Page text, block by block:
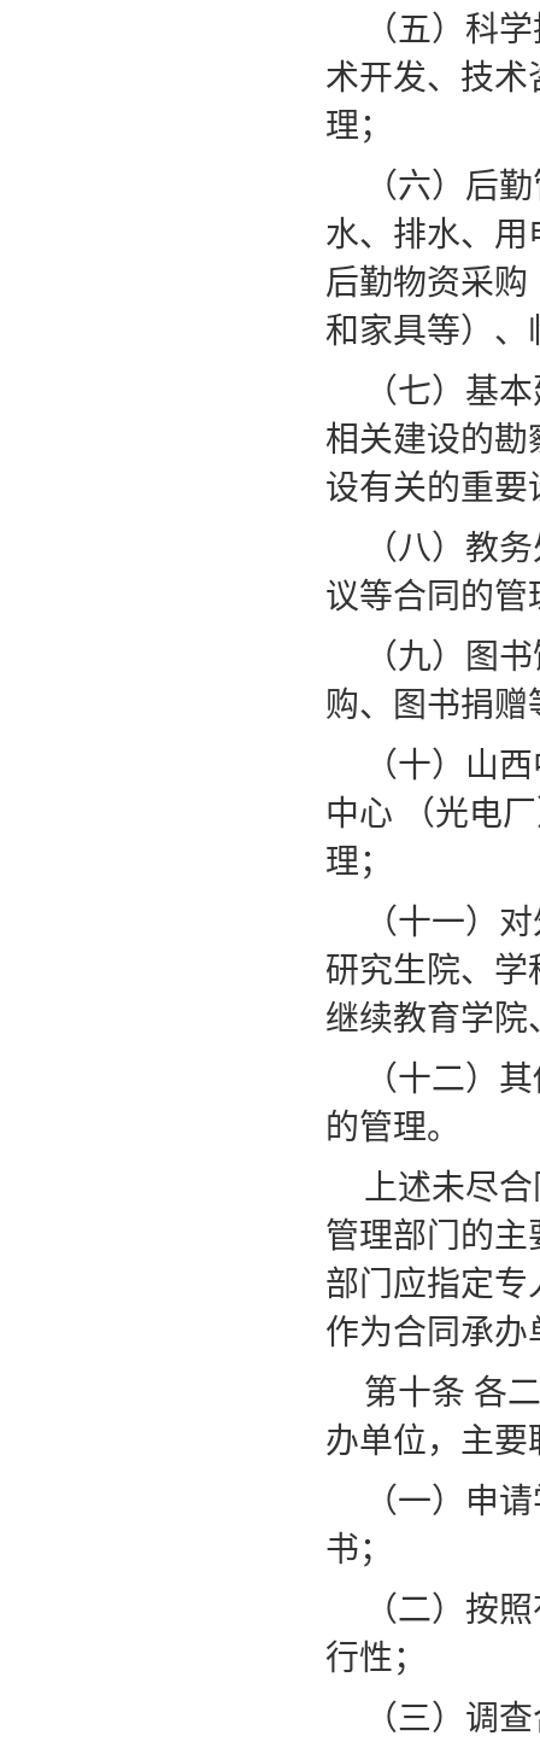
（五）科
术开发、技
理；
（六）后
水、排水、
后勤物资采
和家具等）、
（七）基
相关建设的
设有关的重
（八）教
议等合同的管
（九）图
购、图书捐
（十）山
中心
（光电
理；
（十一）
研究生院、
继续教育学
（十二）
的管理。
上述未尽
管理部门的
部门应指定
作为合同承
第十条 各
办单位，主要
（一）申
书；
（二）按
行性；
（三）调